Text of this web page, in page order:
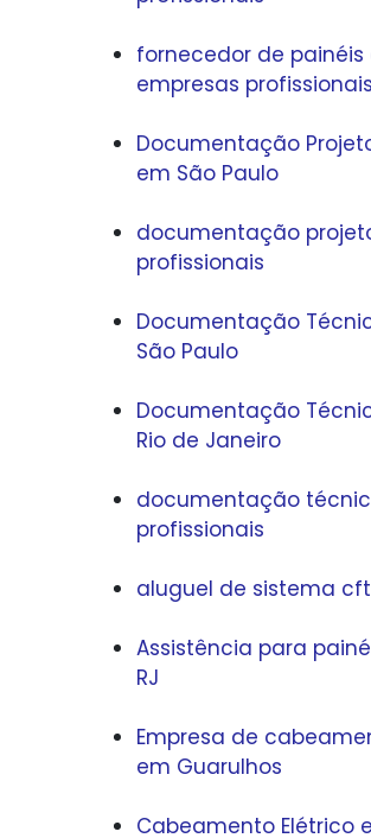
fornecedor de
empresas profissionais
Documentação
em São Paulo
documentação
profissionais
Documentação
São Paulo
Documentação
Rio de Janeiro
documentação
profissionais
aluguel de sistema
Assistência para
RJ
Empresa de
em Guarulhos
Cabeamento Elétrico